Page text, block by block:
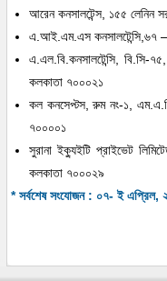
আরেন কনসালটেন্স, ১৫৫ লেনিন
এ.আই.এম.এস কনসালটেন্সি,৬৭ –
এ.এল.বি.কনসালটেন্সি, বি.সি-
কলকাতা ৭০০০২১
কল কনসেপ্টস, রুম নং-১,
৭০০০০১
সুরানা ইক্যুইটি প্রাইভেট
কলকাতা ৭০০০২৯
* সর্বশেষ সংযোজন : ০৭- ই এপ্রিল,